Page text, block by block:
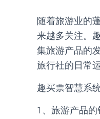
随着旅游业的
来越多关注。
集旅游产品的
旅行社的日常
趣买票智慧系
1、旅游产品